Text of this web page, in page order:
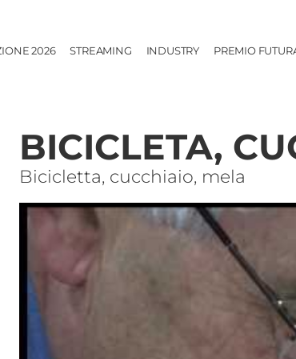
2026 STREAMING INDUSTRY PREMIO
BICICLETA,
Bicicletta, cucchiaio, mela